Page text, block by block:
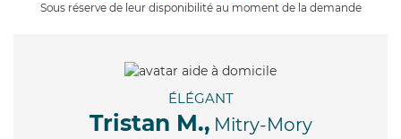
Sous réserve de leur disponibilité au moment de la demande
ÉLÉGANT
Tristan M., Mitry-Mory